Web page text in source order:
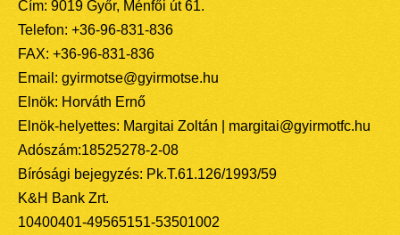
Cím: 9019 Győr, Ménfői út 61.
Telefon: +36-96-831-836
FAX: +36-96-831-836
Email: gyirmotse@gyirmotse.hu
Elnök: Horváth Ernő
Elnök-helyettes: Margitai Zoltán | margitai@gyirmotfc.hu
Adószám:18525278-2-08
Bírósági bejegyzés: Pk.T.61.126/1993/59
K&H Bank Zrt.
10400401-49565151-53501002